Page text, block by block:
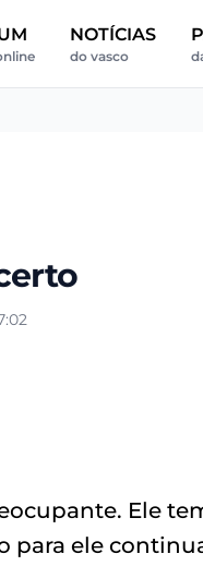
NOTÍCIAS
do vasco
Ele
para ele